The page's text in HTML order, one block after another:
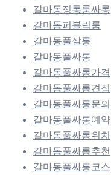
갈마동정통룸싸롱
갈마동퍼블릭룸
갈마동풀살롱
갈마동풀싸롱
갈마동풀싸롱가격
갈마동풀싸롱견적
갈마동풀싸롱문의
갈마동풀싸롱예약
갈마동풀싸롱위치
갈마동풀싸롱추천
갈마동풀싸롱코스